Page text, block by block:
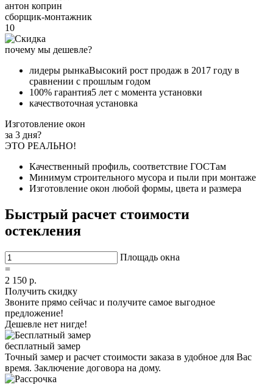
антон коприн
сборщик-монтажник
10
почему мы дешевле?
лидеры рынкаВысокий рост продаж в 2017 году в
сравнении с прошлым годом
100% гарантия5 лет с момента установки
качествоточная установка
Изготовление окон
за 3 дня?
ЭТО РЕАЛЬНО!
Качественный профиль, соответствие ГОСТам
Минимум строительного мусора и пыли при монтаже
Изготовление окон любой формы, цвета и размера
Быстрый расчет стоимости
остекления
Площадь окна
=
2 150 р.
Получить скидку
Звоните прямо сейчас и получите самое выгодное
предложение!
Дешевле нет нигде!
бесплатный замер
Точный замер и расчет стоимости заказа в удобное для Вас
время. Заключение договора на дому.